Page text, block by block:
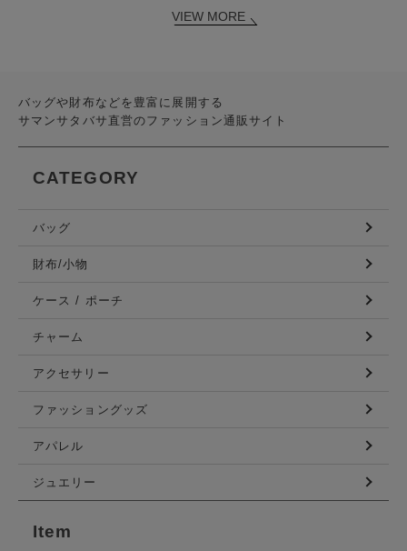
VIEW MORE
バッグや財布などを豊富に展開する
サマンサタバサ直営のファッション通販サイト
CATEGORY
バッグ
財布/小物
ケース / ポーチ
チャーム
アクセサリー
ファッショングッズ
アパレル
ジュエリー
Item